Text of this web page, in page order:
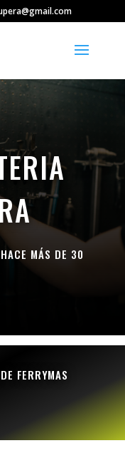
MÁS DE 30
FERRYMAS